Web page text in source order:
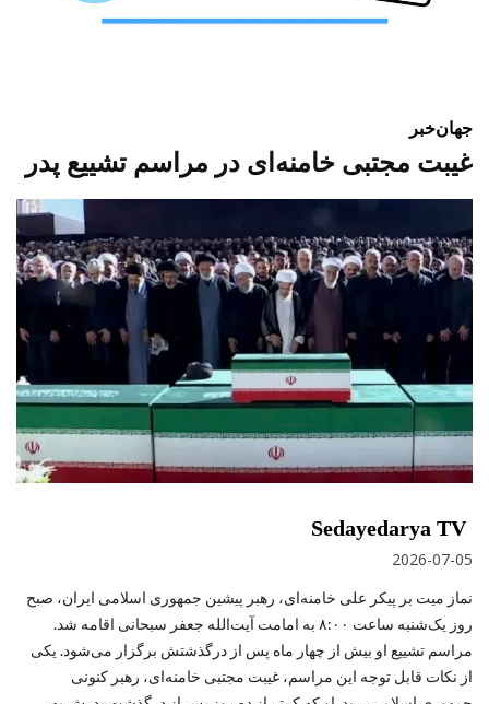
جهانخبر
غیبت مجتبی خامنه‌ای در مراسم تشییع پدر
Sedayedarya TV
2026-07-05
نماز میت بر پیکر علی خامنه‌ای، رهبر پیشین جمهوری اسلامی ایران، صبح
روز یک‌شنبه ساعت ۸:۰۰ به امامت آیت‌الله جعفر سبحانی اقامه شد.
مراسم تشییع او بیش از چهار ماه پس از درگذشتش برگزار می‌شود. یکی
از نکات قابل توجه این مراسم، غیبت مجتبی خامنه‌ای، رهبر کنونی